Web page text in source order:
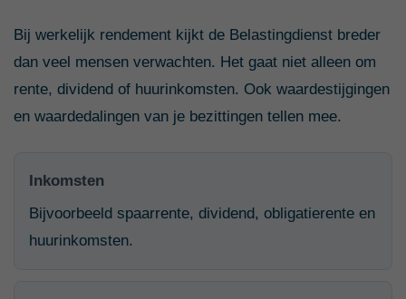
Bij werkelijk rendement kijkt de Belastingdienst breder
dan veel mensen verwachten. Het gaat niet alleen om
rente, dividend of huurinkomsten. Ook waardestijgingen
en waardedalingen van je bezittingen tellen mee.
Inkomsten
Bijvoorbeeld spaarrente, dividend, obligatierente en
huurinkomsten.